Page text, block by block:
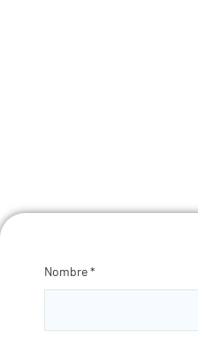
Nombre*